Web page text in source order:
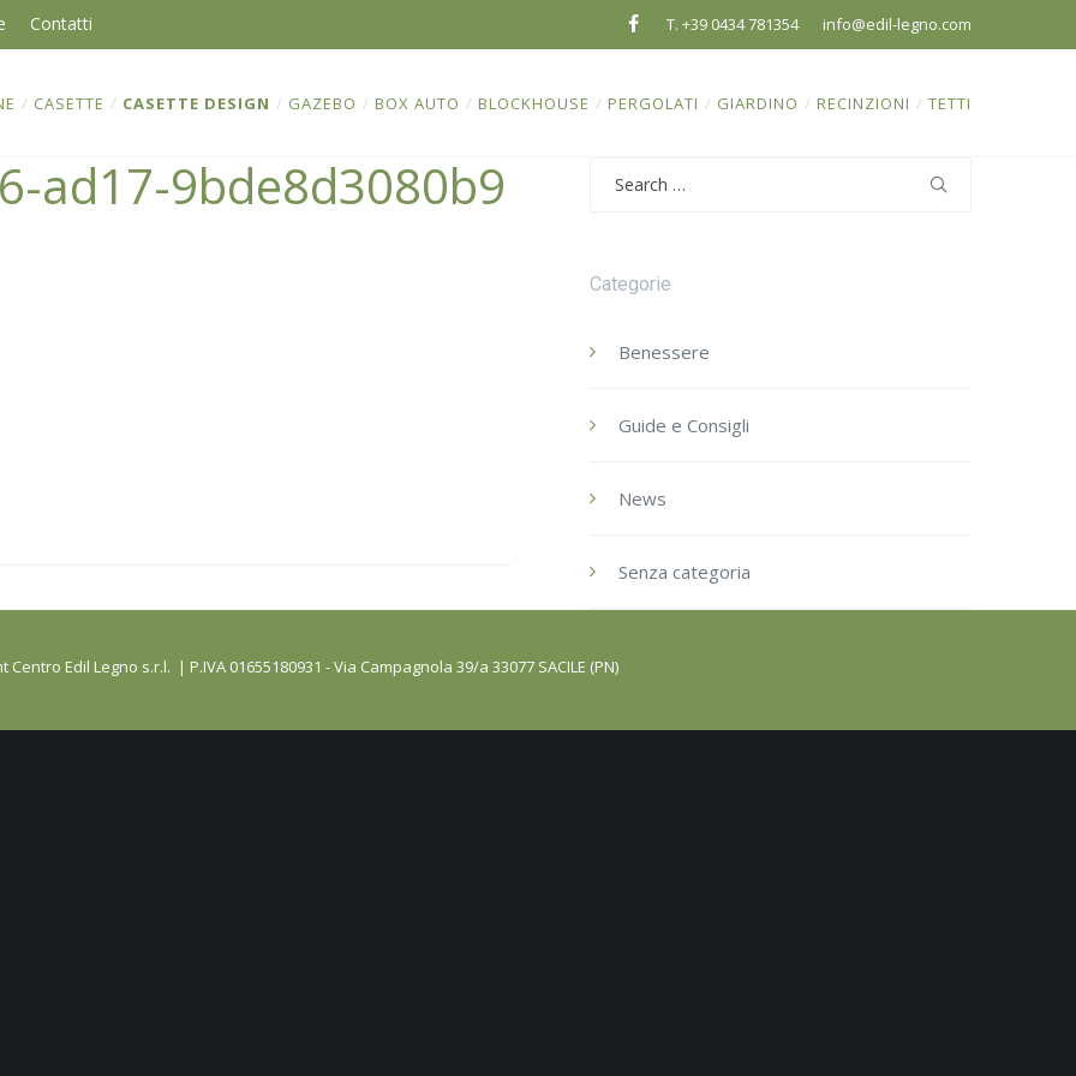
Contatti info@edil-legno.com
T. +39 0434 781354
/ CASETTE / CASETTE DESIGN / GAZEBO / BOX AUTO / BLOCKHOUSE / PERGOLATI / GIARDINO / RECINZIONI / TETTI
ad17-9bde8d3080b9
Categorie
Benessere
Guide e Consigli
News
Senza categoria
Edil Legno s.r.l. | P.IVA 01655180931 - Via Campagnola 39/a 33077 SACILE (PN)